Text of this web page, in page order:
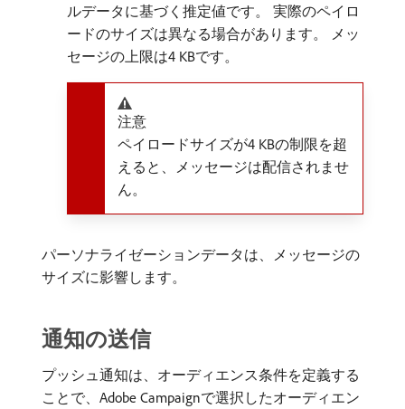
ルデータに基づく推定値です。 実際のペイロ
ードのサイズは異なる場合があります。 メッ
セージの上限は4 KBです。
注意
ペイロードサイズが4 KBの制限を超
えると、メッセージは配信されませ
ん。
パーソナライゼーションデータは、メッセージの
サイズに影響します。
通知の送信
プッシュ通知は、オーディエンス条件を定義する
ことで、Adobe Campaignで選択したオーディエン